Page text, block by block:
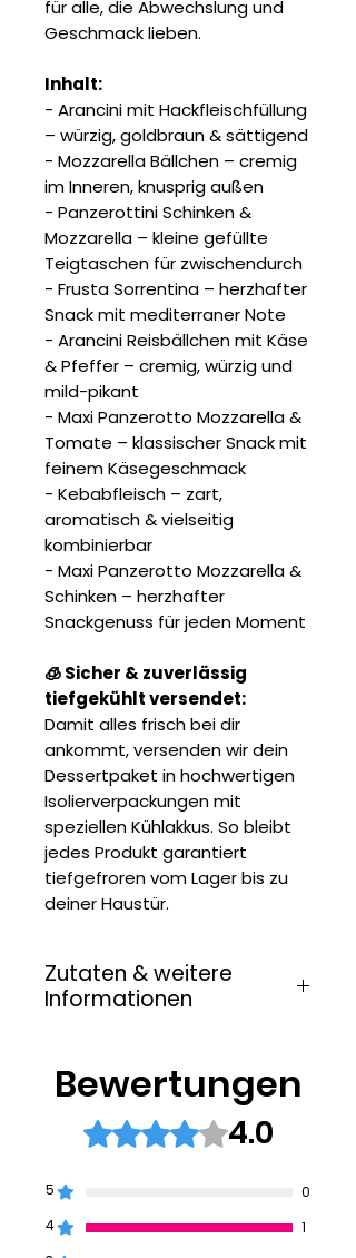
für alle, die Abwechslung und
Geschmack lieben.
Inhalt:
- Arancini mit Hackfleischfüllung
– würzig, goldbraun & sättigend
- Mozzarella Bällchen – cremig
im Inneren, knusprig außen
- Panzerottini Schinken &
Mozzarella – kleine gefüllte
Teigtaschen für zwischendurch
- Frusta Sorrentina – herzhafter
Snack mit mediterraner Note
- Arancini Reisbällchen mit Käse
& Pfeffer – cremig, würzig und
mild-pikant
- Maxi Panzerotto Mozzarella &
Tomate – klassischer Snack mit
feinem Käsegeschmack
- Kebabfleisch – zart,
aromatisch & vielseitig
kombinierbar
- Maxi Panzerotto Mozzarella &
Schinken – herzhafter
Snackgenuss für jeden Moment
🧊 Sicher & zuverlässig
tiefgekühlt versendet:
Damit alles frisch bei dir
ankommt, versenden wir dein
Dessertpaket in hochwertigen
Isolierverpackungen mit
speziellen Kühlakkus. So bleibt
jedes Produkt garantiert
tiefgefroren vom Lager bis zu
deiner Haustür.
Zutaten & weitere
Informationen
Zutaten, Hersteller, Nährwerte und
Arancini mit Hackfleischfüllung
Panzerottini Schinken &
Mozzarella
Frusta Sorrentina
Arancini Reisbällchen mit Käse &
Bewertungen
Mit 4 von 5 Sternen bewertet.
4.0
5
0
4
1